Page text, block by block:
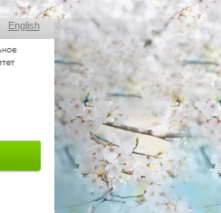
English